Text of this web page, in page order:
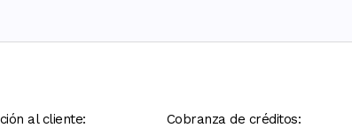
al cliente: Cobranza de créditos: